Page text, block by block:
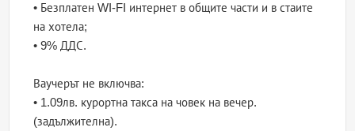
• Безплатен WI-FI интернет в общите части и в стаите
на хотела;
• 9% ДДС.
Ваучерът не включва:
• 1.09лв. курортна такса на човек на вечер.
(задължителна).